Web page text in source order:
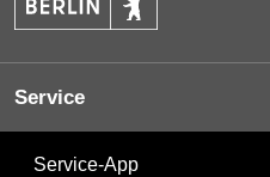
Service
Service-App